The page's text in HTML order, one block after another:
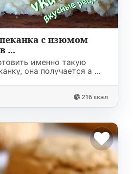
с изюмом
...
именно такую
она получается а ...
216 ккал